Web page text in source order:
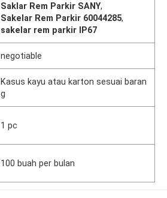
Saklar Rem Parkir SANY,
Sakelar Rem Parkir 60044285,
sakelar rem parkir IP67
negotiable
Kasus kayu atau karton sesuai baran
g
1 pc
100 buah per bulan